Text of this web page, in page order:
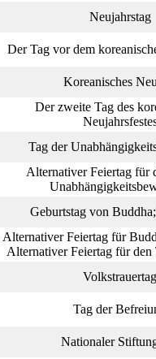
Neujahrstag
Der Tag vor dem
Koreanisches
Der zweite Tag des
Tag der
Alternativer Feiertag für
Geburtstag von
Alternativer Feiertag für
Alternativer Feiertag für
Volkstrauertag
Tag der
Nationaler